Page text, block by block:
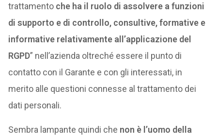
trattamento che ha il ruolo di assolvere a funzioni
di supporto e di controllo, consultive, formative e
informative relativamente all’applicazione del
RGPD” nell’azienda oltreché essere il punto di
contatto con il Garante e con gli interessati, in
merito alle questioni connesse al trattamento dei
dati personali.
Sembra lampante quindi che non è l’uomo della